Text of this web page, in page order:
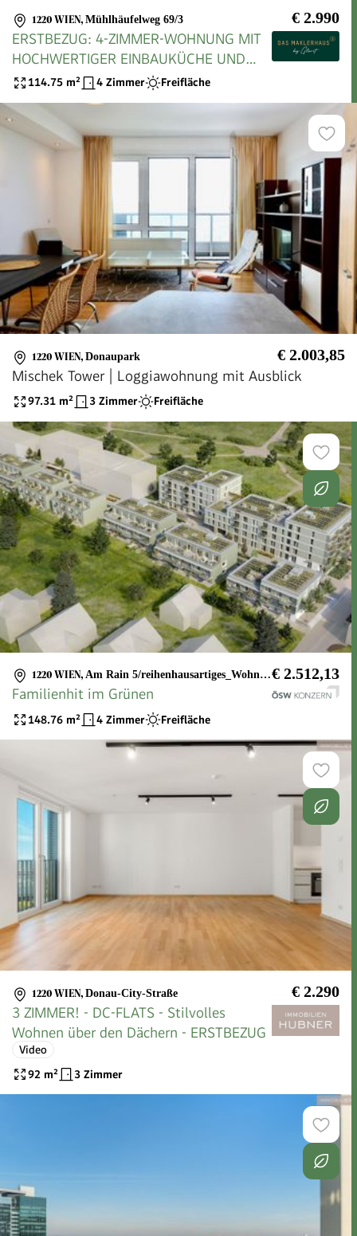
1220 WIEN, Mühlhäufelweg 69/3 € 2.990
ERSTBEZUG: 4-ZIMMER-WOHNUNG MIT
HOCHWERTIGER EINBAUKÜCHE UND
SÜDTERRASSE!
114.75 m² 4 Zimmer Freifläche
1220 WIEN, Donaupark € 2.003,85
Mischek Tower | Loggiawohnung mit Ausblick
97.31 m² 3 Zimmer Freifläche
1220 WIEN, Am Rain 5/reihenhausartiges_Wohnhaus_7 € 2.512,13
Familienhit im Grünen
148.76 m² 4 Zimmer Freifläche
1220 WIEN, Donau-City-Straße € 2.290
3 ZIMMER! - DC-FLATS - Stilvolles
Wohnen über den Dächern - ERSTBEZUG
Video
92 m² 3 Zimmer